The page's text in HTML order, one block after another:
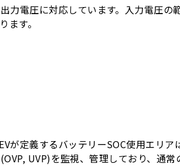
電圧に対応しています。入力電圧
す。
定義するバッテリーSOC使用エリ
UVP)を監視、管理しており、通